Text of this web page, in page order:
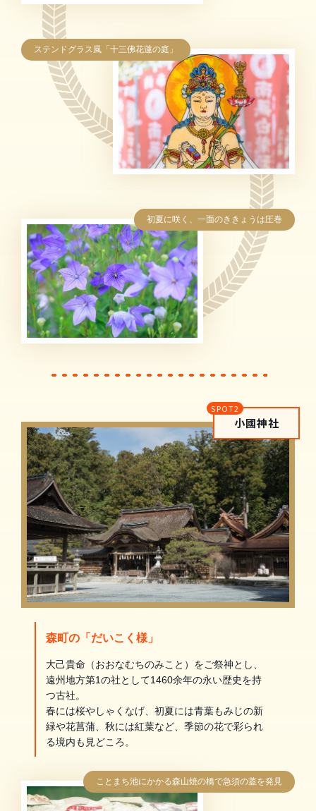
ステンドグラス風「十三佛花蓮の庭」
初夏に咲く、一面のききょうは圧巻
小國神社
森町の「だいこく様」
大己貴命（おおなむちのみこと）をご祭神とし、
遠州地方第1の社として1460余年の永い歴史を持
つ古社。
春には桜やしゃくなげ、初夏には青葉もみじの新
緑や花菖蒲、秋には紅葉など、季節の花で彩られ
る境内も見どころ。
ことまち池にかかる森山焼の橋で急須の蓋を発見